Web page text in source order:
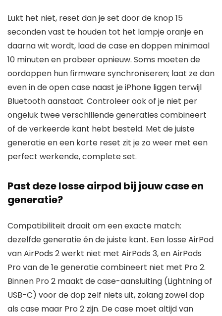
Lukt het niet, reset dan je set door de knop 15
seconden vast te houden tot het lampje oranje en
daarna wit wordt, laad de case en doppen minimaal
10 minuten en probeer opnieuw. Soms moeten de
oordoppen hun firmware synchroniseren; laat ze dan
even in de open case naast je iPhone liggen terwijl
Bluetooth aanstaat. Controleer ook of je niet per
ongeluk twee verschillende generaties combineert
of de verkeerde kant hebt besteld. Met de juiste
generatie en een korte reset zit je zo weer met een
perfect werkende, complete set.
Past deze losse airpod bij jouw case en
generatie?
Compatibiliteit draait om een exacte match:
dezelfde generatie én de juiste kant. Een losse AirPod
van AirPods 2 werkt niet met AirPods 3, en AirPods
Pro van de 1e generatie combineert niet met Pro 2.
Binnen Pro 2 maakt de case-aansluiting (Lightning of
USB-C) voor de dop zelf niets uit, zolang zowel dop
als case maar Pro 2 zijn. De case moet altijd van